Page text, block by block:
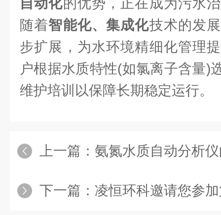
自动化的优势，正在成为污水
随着智能化、集成化技术的发
步扩展，为水环境精细化管理
户根据水质特性(如氯离子含量)
维护培训以保障长期稳定运行。
上一篇： 氨氮水质自动分析仪
下一篇： 凌恒环科邀请您参